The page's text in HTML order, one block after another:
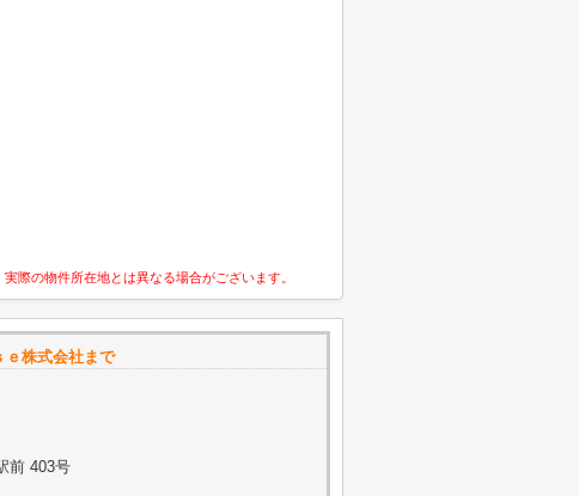
際の物件所在地とは異なる場合がございます。
株式会社まで
前 403号